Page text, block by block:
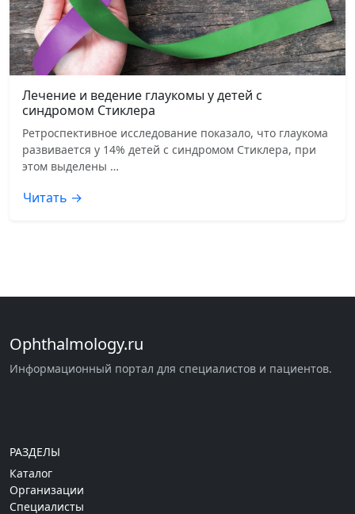
Лечение и ведение глаукомы у детей с
синдромом Стиклера
Ретроспективное исследование показало, что глаукома
развивается у 14% детей с синдромом Стиклера, при
этом выделены …
Читать →
Ophthalmology.ru
Информационный портал для специалистов и пациентов.
РАЗДЕЛЫ
Каталог
Организации
Специалисты